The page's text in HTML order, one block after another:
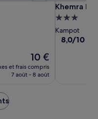
Marany
Guesthouse
Le
nouveau
prix
10 €
et frais compris
7 août - 8 août
Khemra
I
Guesthouse
Khemra I
Khemra I
3.0 étoiles
Kampot
8.0
8,0/10